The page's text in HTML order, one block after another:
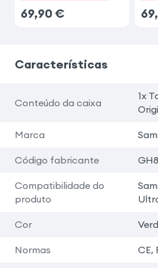
69,90 €
Características
Conteúdo da caixa
1x
Marca
Código fabricante
Compatibilidade do
produto
Cor
Normas CE,